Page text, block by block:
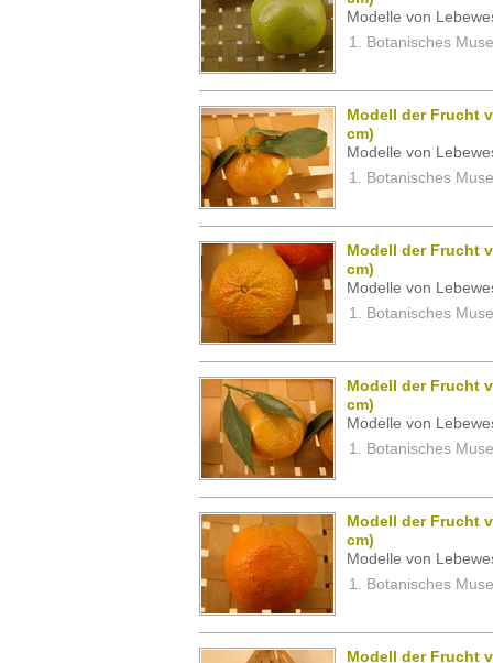
Modelle von
Botanisches
Modell der Frucht
cm)
Modelle von
Botanisches
Modell der Frucht
cm)
Modelle von
Botanisches
Modell der Frucht
cm)
Modelle von
Botanisches
Modell der Frucht
cm)
Modelle von
Botanisches
Modell der Frucht